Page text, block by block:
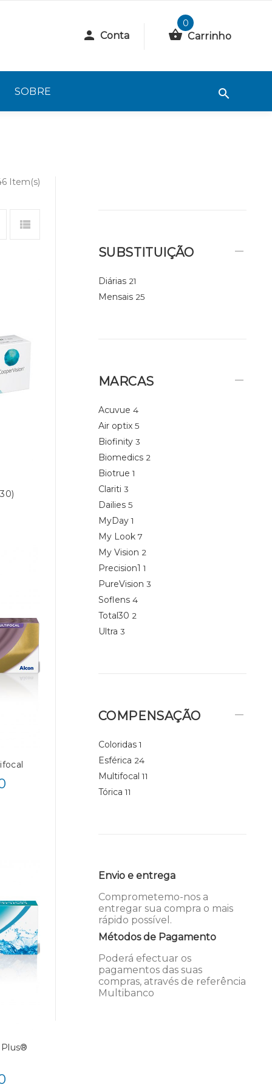
Conta
0
Carrinho
SOBRE
Item(s)
SUBSTITUIÇÃO
Diárias 21
Mensais 25
MARCAS
Acuvue 4
Air optix 5
Biofinity 3
Biomedics 2
Biotrue 1
Clariti 3
Dailies 5
MyDay 1
My Look 7
My Vision 2
Precision1 1
PureVision 3
Soflens 4
Total30 2
Ultra 3
COMPENSAÇÃO
Coloridas 1
Esférica 24
Multifocal 11
Tórica 11
Envio e entrega
Comprometemo-nos a
entregar sua compra o mais
rápido possível.
Métodos de Pagamento
Poderá efectuar os
pagamentos das suas
compras, através de referência
Multibanco